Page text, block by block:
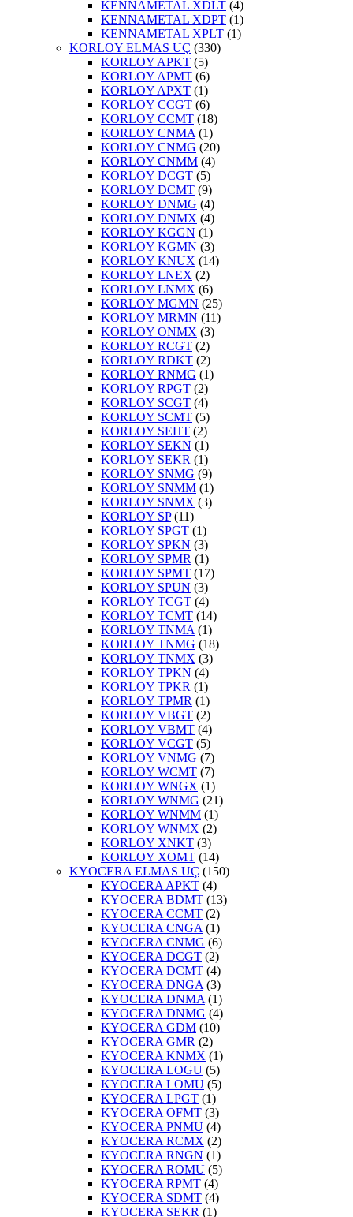
KENNAMETAL XDLT (4)
KENNAMETAL XDPT (1)
KENNAMETAL XPLT (1)
KORLOY ELMAS UÇ (330)
KORLOY APKT (5)
KORLOY APMT (6)
KORLOY APXT (1)
KORLOY CCGT (6)
KORLOY CCMT (18)
KORLOY CNMA (1)
KORLOY CNMG (20)
KORLOY CNMM (4)
KORLOY DCGT (5)
KORLOY DCMT (9)
KORLOY DNMG (4)
KORLOY DNMX (4)
KORLOY KGGN (1)
KORLOY KGMN (3)
KORLOY KNUX (14)
KORLOY LNEX (2)
KORLOY LNMX (6)
KORLOY MGMN (25)
KORLOY MRMN (11)
KORLOY ONMX (3)
KORLOY RCGT (2)
KORLOY RDKT (2)
KORLOY RNMG (1)
KORLOY RPGT (2)
KORLOY SCGT (4)
KORLOY SCMT (5)
KORLOY SEHT (2)
KORLOY SEKN (1)
KORLOY SEKR (1)
KORLOY SNMG (9)
KORLOY SNMM (1)
KORLOY SNMX (3)
KORLOY SP(11)
KORLOY SPGT (1)
KORLOY SPKN (3)
KORLOY SPMR (1)
KORLOY SPMT (17)
KORLOY SPUN (3)
KORLOY TCGT (4)
KORLOY TCMT (14)
KORLOY TNMA (1)
KORLOY TNMG (18)
KORLOY TNMX (3)
KORLOY TPKN (4)
KORLOY TPKR (1)
KORLOY TPMR (1)
KORLOY VBGT (2)
KORLOY VBMT (4)
KORLOY VCGT (5)
KORLOY VNMG (7)
KORLOY WCMT (7)
KORLOY WNGX (1)
KORLOY WNMG (21)
KORLOY WNMM (1)
KORLOY WNMX (2)
KORLOY XNKT (3)
KORLOY XOMT (14)
KYOCERA ELMAS UÇ (150)
KYOCERA APKT (4)
KYOCERA BDMT (13)
KYOCERA CCMT (2)
KYOCERA CNGA (1)
KYOCERA CNMG (6)
KYOCERA DCGT (2)
KYOCERA DCMT (4)
KYOCERA DNGA (3)
KYOCERA DNMA (1)
KYOCERA DNMG (4)
KYOCERA GDM (10)
KYOCERA GMR (2)
KYOCERA KNMX (1)
KYOCERA LOGU (5)
KYOCERA LOMU (5)
KYOCERA LPGT (1)
KYOCERA OFMT (3)
KYOCERA PNMU (4)
KYOCERA RCMX (2)
KYOCERA RNGN (1)
KYOCERA ROMU (5)
KYOCERA RPMT (4)
KYOCERA SDMT (4)
KYOCERA SEKR (1)